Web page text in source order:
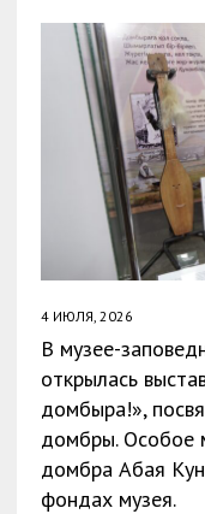
4 ИЮЛЯ, 2026
В музее-
открылась
домбыра!»,
домбры. Особое
домбра Абая
фондах музея.